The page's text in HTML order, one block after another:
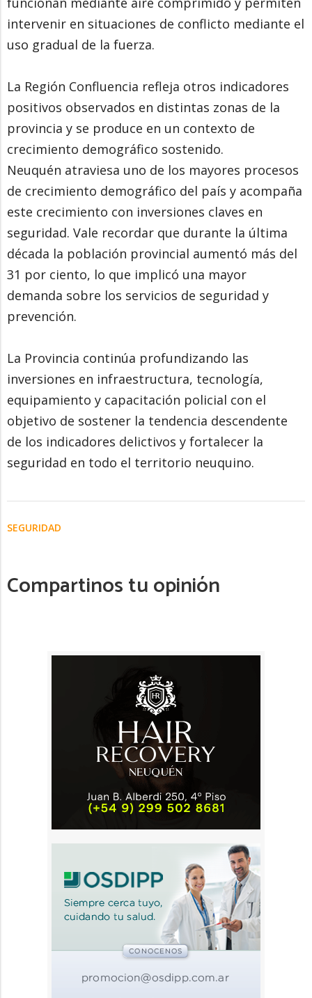
intervenir en situaciones de conflicto mediante el
uso gradual de la fuerza.
La Región Confluencia refleja otros indicadores
positivos observados en distintas zonas de la
provincia y se produce en un contexto de
crecimiento demográfico sostenido.
Neuquén atraviesa uno de los mayores procesos
de crecimiento demográfico del país y acompaña
este crecimiento con inversiones claves en
seguridad. Vale recordar que durante la última
década la población provincial aumentó más del
31 por ciento, lo que implicó una mayor
demanda sobre los servicios de seguridad y
prevención.
La Provincia continúa profundizando las
inversiones en infraestructura, tecnología,
equipamiento y capacitación policial con el
objetivo de sostener la tendencia descendente
de los indicadores delictivos y fortalecer la
seguridad en todo el territorio neuquino.
SEGURIDAD
Compartinos tu opinión